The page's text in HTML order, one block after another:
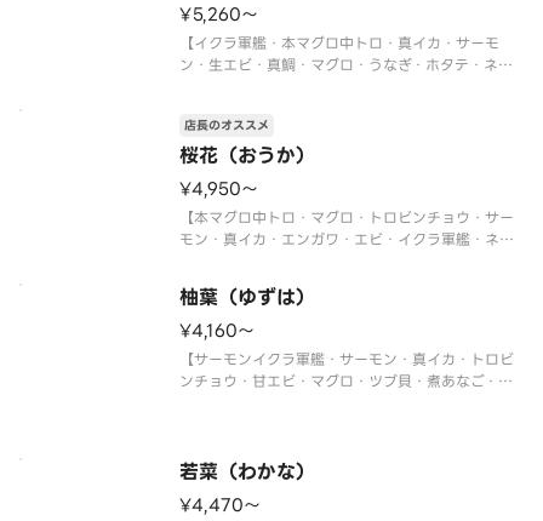
¥5,260〜
【イクラ軍艦・本マグロ中トロ・真イカ・サーモ
ン・生エビ・真鯛・マグロ・うなぎ・ホタテ・ネギ
※写真は5人前です。
桜花（おうか）
店長のオススメ
¥4,950〜
【本マグロ中トロ・マグロ・トロビンチョウ・サー
モン・真イカ・エンガワ・エビ・イクラ軍艦・ネギ
〈本マグロ中トロ使用〉
※写真は5人前です。
柚葉（ゆずは）
¥4,160〜
【サーモンイクラ軍艦・サーモン・真イカ・トロビ
ンチョウ・甘エビ・マグロ・ツブ貝・煮あなご・ネ
若菜（わかな）
¥4,470〜